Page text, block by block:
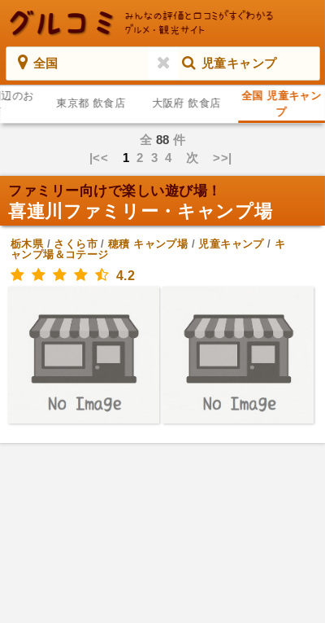
全国 児童キャンプ
のお
東京都 飲食店 大阪府 飲食店
全国 児童キャン
プ
全 88 件
|<< 12 3 4 次 >>|
ファミリー向けで楽しい遊び場！
喜連川ファミリー・キャンプ場
栃木県/ さくら市/穂積 キャンプ場/ 児童キャンプ/ キ
ャンプ場＆コテージ
4.2